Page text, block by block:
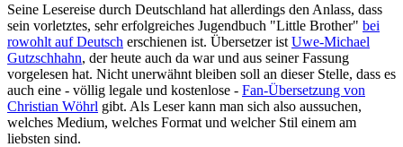
Seine Lesereise durch Deutschland hat allerdings den Anlass, dass
sein vorletztes, sehr erfolgreiches Jugendbuch "Little Brother" bei
rowohlt auf Deutsch erschienen ist. Übersetzer ist Uwe-Michael
Gutzschhahn, der heute auch da war und aus seiner Fassung
vorgelesen hat. Nicht unerwähnt bleiben soll an dieser Stelle, dass es
auch eine - völlig legale und kostenlose - Fan-Übersetzung von
Christian Wöhrl gibt. Als Leser kann man sich also aussuchen,
welches Medium, welches Format und welcher Stil einem am
liebsten sind.